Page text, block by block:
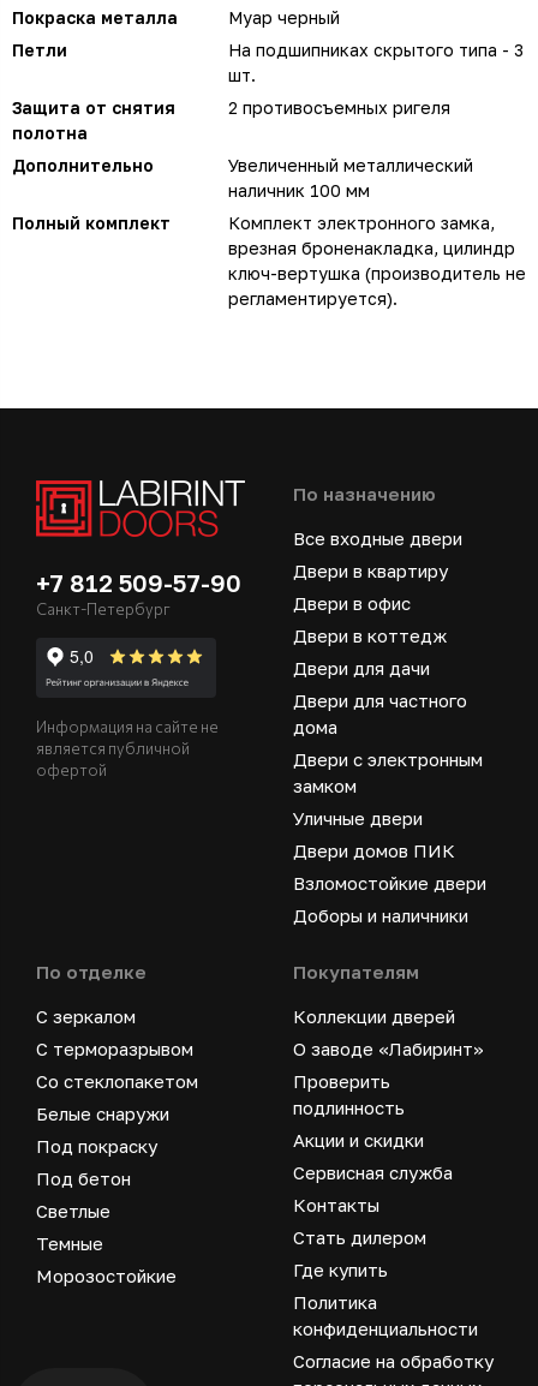
Покраска металла
Муар черный
Петли
На подшипниках скрытого типа - 3
шт.
Защита от снятия
полотна
2 противосъемных ригеля
Дополнительно
Увеличенный металлический
наличник 100 мм
Полный комплект
Комплект электронного замка,
врезная броненакладка, цилиндр
ключ-вертушка (производитель не
регламентируется).
+7 812 509-57-90
Санкт-Петербург
Информация на сайте не
является публичной
офертой
По назначению
Все входные двери
Двери в квартиру
Двери в офис
Двери в коттедж
Двери для дачи
Двери для частного
дома
Двери с электронным
замком
Уличные двери
Двери домов ПИК
Взломостойкие двери
Доборы и наличники
По отделке
С зеркалом
С терморазрывом
Со стеклопакетом
Белые снаружи
Под покраску
Под бетон
Светлые
Темные
Морозостойкие
Покупателям
Коллекции дверей
О заводе «Лабиринт»
Проверить
подлинность
Акции и скидки
Сервисная служба
Контакты
Стать дилером
Где купить
Политика
конфиденциальности
Согласие на обработку